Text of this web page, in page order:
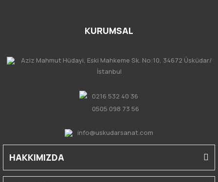
KURUMSAL
Aziz Mahmut Hüdayi, Eski Mahkeme Sk. No:10, 34672 Üsküdar/
İstanbul
0216 532 40 36
0505 098 73 56
info@uskudarsanat.com
HAKKIMIZDA